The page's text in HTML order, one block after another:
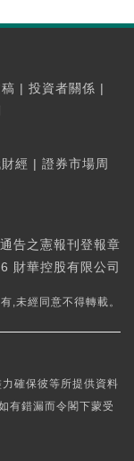
| 投資者關係 |
經 | 證券市場周
告之憲報刊登報章
華控股有限公司
,未經同意不得轉載。
確保彼等所提供資料
有錯漏而令閣下蒙受